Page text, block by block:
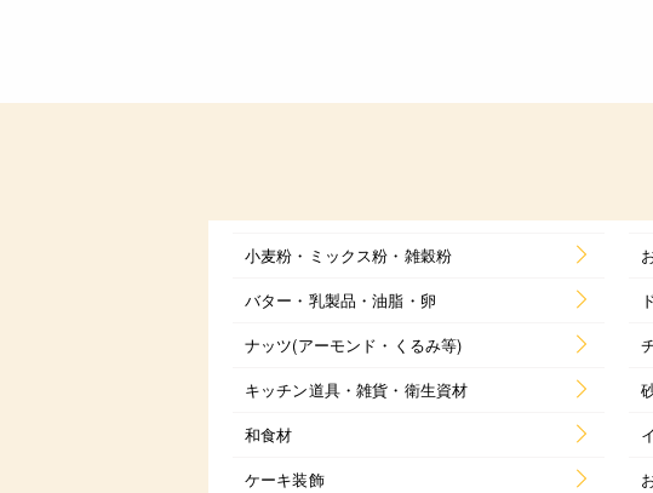
小麦粉・ミックス粉・雑穀粉
バター・乳製品・油脂・卵
ナッツ(アーモンド・くるみ等)
キッチン道具・雑貨・衛生資材
和食材
ケーキ装飾